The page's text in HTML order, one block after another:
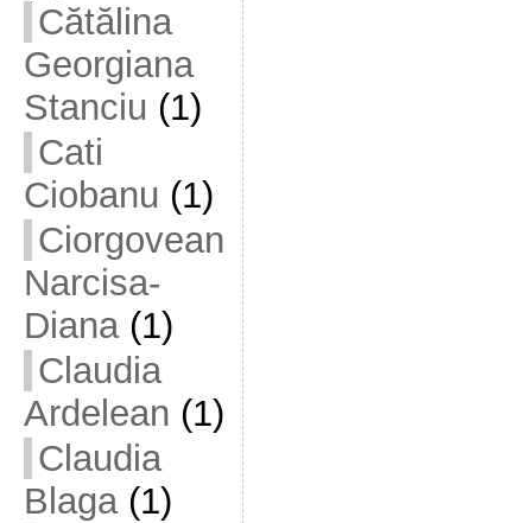
Cătălina
Georgiana
Stanciu (1)
Cati
Ciobanu (1)
Ciorgovean
Narcisa-
Diana(1)
Claudia
Ardelean (1)
Claudia
Blaga(1)